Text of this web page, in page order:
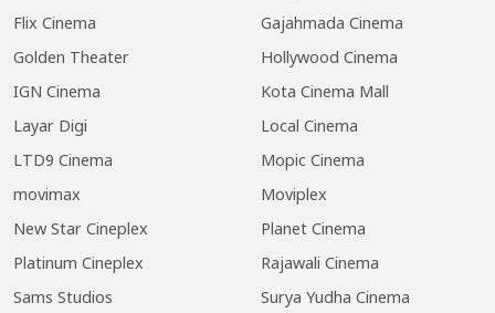
Flix Cinema
Gajahmada Cinema
Golden Theater
Hollywood Cinema
IGN Cinema
Kota Cinema Mall
Layar Digi
Local Cinema
LTD9 Cinema
Mopic Cinema
movimax
Moviplex
New Star Cineplex
Planet Cinema
Platinum Cineplex
Rajawali Cinema
Sams Studios
Surya Yudha Cinema